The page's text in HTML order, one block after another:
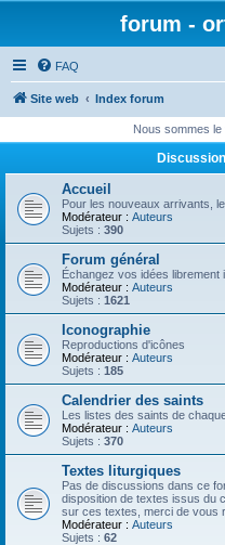
forum -
FAQ
Site web Index forum
Nous sommes
Accueil
Pour les nouveaux arrivants,
Modérateur : Auteurs
Sujets : 390
Forum général
Échangez vos idées librement
Modérateur : Auteurs
Sujets : 1621
Iconographie
Reproductions d'icônes
Modérateur : Auteurs
Sujets : 185
Calendrier des saints
Les listes des saints de
Modérateur : Auteurs
Sujets : 370
Textes liturgiques
Pas de discussions dans ce
disposition de textes issus du
sur ces textes, merci de vous
Modérateur : Auteurs
Sujets : 62